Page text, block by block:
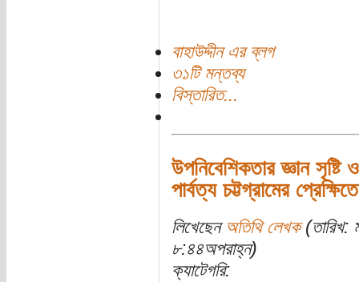
বাহাউদ্দীন এর ব্লগ
৩১টি মন্তব্য
বিস্তারিত...
উপনিবেশিকতার জ্ঞান
পার্বত্য চট্টগ্রামের
লিখেছেন অতিথি লেখক(তারিখ:
৮:৪৪অপরাহ্ন)
ক্যাটেগরি: